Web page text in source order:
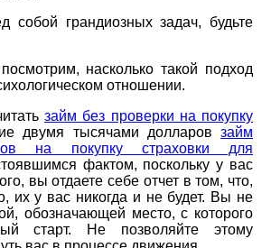
собой грандиозных задач, будьте
насколько такой подход
отношении.
займ без проверки на покупку
двумя тысячами долларов займ
на покупку страховки для
фактом, поскольку у вас
вы отдаете себе отчет в том, что,
их у вас никогда и не будет. Вы не
обозначающей место, с которого
старт. Не позволяйте этому